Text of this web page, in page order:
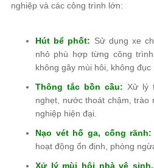
nghiệp và các công trình lớn:
Hút bể phốt: Sử dụng xe
nhỏ phù hợp từng công
không gây mùi hôi, không đục
Thông tắc bồn cầu: Xử lý
nghẹt, nước thoát chậm, trào
nghiệp hiện đại.
Nạo vét hố ga, cống rãnh:
hoạt động ổn định, phòng
Xử lý mùi hôi nhà vệ